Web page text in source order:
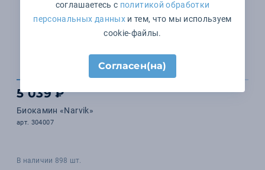
5 039 ₽
Биокамин «Narvik»
арт. 304007
В наличии 898 шт.
соглашаетесь с политикой обработки
персональных данныхи тем, что мы используем
cookie-файлы.
Согласен(на)